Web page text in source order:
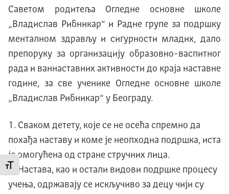
Промени величину слова
Саветом родитеља Огледне основне школе
„Владислав Рибникар“ и Радне групе за подршку
менталном здрављу и сигурности младих, дало
препоруку за организацију образовно-васпитног
рада и ваннаставних активности до краја наставне
године, за све ученике Огледне основне школе
„Владислав Рибникар“ у Београду.
Сваком детету, које се не осећа спремно да
похађа наставу и коме је неопходна подршка, иста
је омогућена од стране стручних лица.
Настава, као и остали видови подршке процесу
учења, одржавају се искључиво за децу чији су